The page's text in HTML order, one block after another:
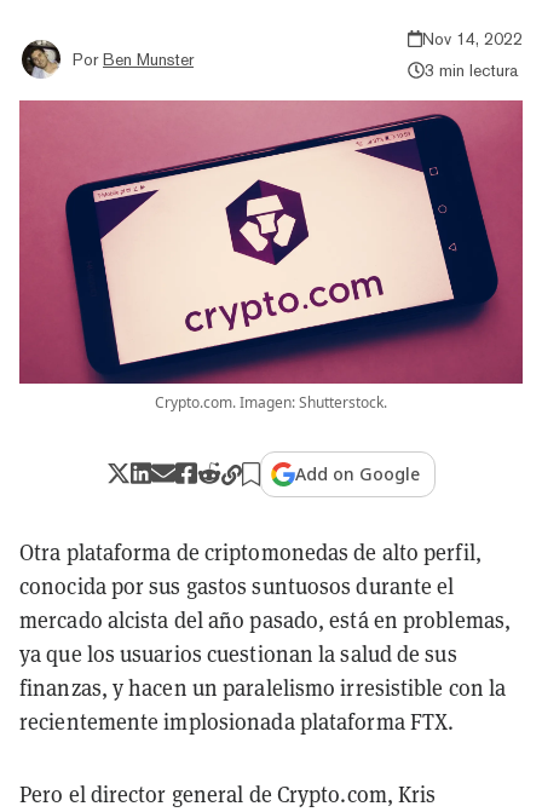
Por Ben Munster
Nov 14, 2022
3 min lectura
Crypto.com. Imagen: Shutterstock.
Add on Google
Otra plataforma de criptomonedas de alto perfil,
conocida por sus gastos suntuosos durante el
mercado alcista del año pasado, está en problemas,
ya que los usuarios cuestionan la salud de sus
finanzas, y hacen un paralelismo irresistible con la
recientemente implosionada plataforma FTX.
Pero el director general de Crypto.com, Kris